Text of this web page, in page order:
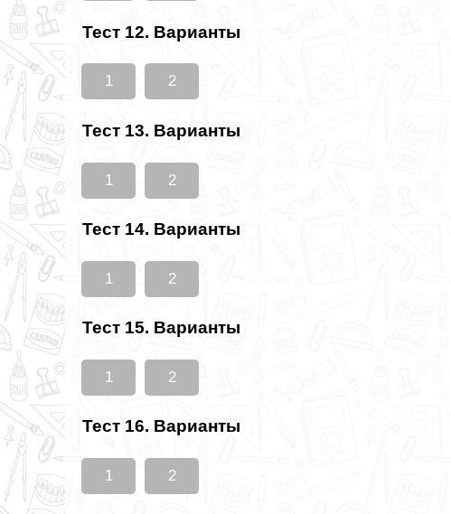
Тест 12. Варианты
1 2
Тест 13. Варианты
1 2
Тест 14. Варианты
1 2
Тест 15. Варианты
1 2
Тест 16. Варианты
1 2